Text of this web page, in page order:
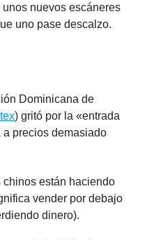
nuevos escáneres
uno pase descalzo.
Dominicana de
) gritó por la «entrada
precios demasiado
están haciendo
vender por debajo
dinero).